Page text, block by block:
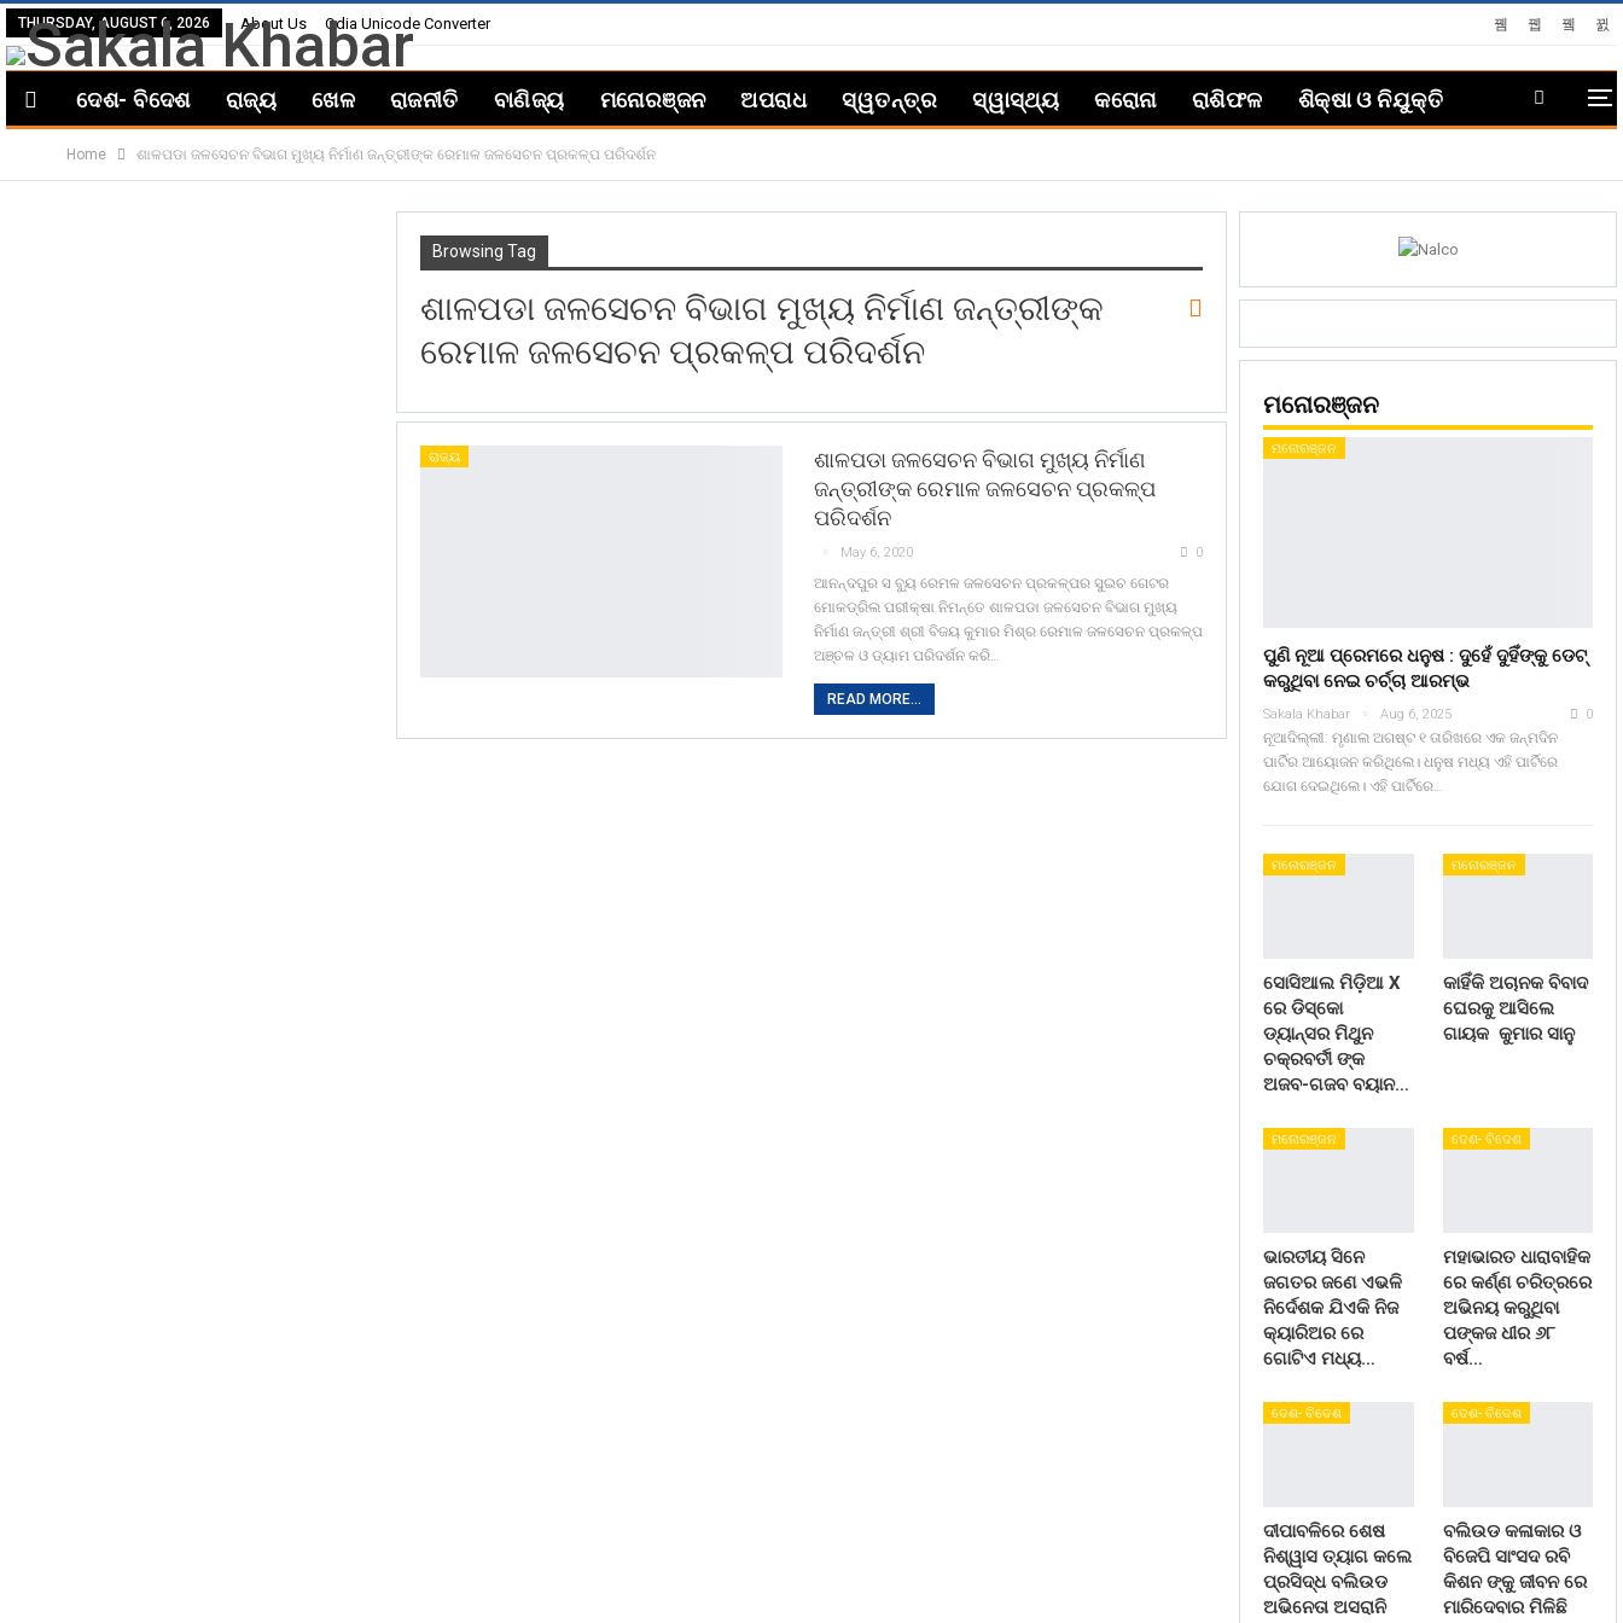
THURSDAY, AUGUST 6, 2026 About Us Odia Unicode Converter
ଦେଶ- ବିଦେଶ ରାଜ୍ୟ ଖେଳ ରାଜନୀତି ବାଣିଜ୍ୟ ମନୋରଞ୍ଜନ ଅପରାଧ ସ୍ୱତନ୍ତ୍ର ସ୍ୱାସ୍ଥ୍ୟ କରୋନା ରାଶିଫଳ ଶିକ୍ଷା ଓ ନିଯୁକ୍ତି
Home ଶାଳପଡା ଜଳସେଚନ ବିଭାଗ ମୁଖ୍ୟ ନିର୍ମାଣ ଜନ୍ତ୍ରୀଙ୍କ ରେମାଳ ଜଳସେଚନ ପ୍ରକଳ୍ପ ପରିଦର୍ଶନ
Browsing Tag
ଶାଳପଡା ଜଳସେଚନ ବିଭାଗ ମୁଖ୍ୟ ନିର୍ମାଣ ଜନ୍ତ୍ରୀଙ୍କ
ରେମାଳ ଜଳସେଚନ ପ୍ରକଳ୍ପ ପରିଦର୍ଶନ
ରାଜ୍ୟ
ଶାଳପଡା ଜଳସେଚନ ବିଭାଗ ମୁଖ୍ୟ ନିର୍ମାଣ
ଜନ୍ତ୍ରୀଙ୍କ ରେମାଳ ଜଳସେଚନ ପ୍ରକଳ୍ପ
ପରିଦର୍ଶନ
May 6, 2020 0
ଆନନ୍ଦପୁର ସ ବ୍ୟୁ ରେମଳ ଜଳସେଚନ ପ୍ରକଳ୍ପର ସୁଇଚ ଗେଟର
ମୋକଡ୍ରିଲ ପରୀକ୍ଷା ନିମନ୍ତେ ଶାଳପଡା ଜଳସେଚନ ବିଭାଗ ମୁଖ୍ୟ
ନିର୍ମାଣ ଜନ୍ତ୍ରୀ ଶ୍ରୀ ବିଜୟ କୁମାର ମିଶ୍ର ରେମାଳ ଜଳସେଚନ ପ୍ରକଳ୍ପ
ଅଞ୍ଚଳ ଓ ଡ୍ୟାମ ପରିଦର୍ଶନ କରି…
READ MORE...
ମନୋରଞ୍ଜନ
ମନୋରଞ୍ଜନ
ପୁଣି ନୂଆ ପ୍ରେମରେ ଧନୁଷ : ଦୁହେଁ ଦୁହିଁଙ୍କୁ ଡେଟ୍
କରୁଥିବା ନେଇ ଚର୍ଚ୍ଚା ଆରମ୍ଭ
Sakala Khabar Aug 6, 2025 0
ନୂଆଦିଲ୍ଲୀ: ମୃଣାଲ ଅଗଷ୍ଟ ୧ ତାରିଖରେ ଏକ ଜନ୍ମଦିନ
ପାର୍ଟିର ଆୟୋଜନ କରିଥିଲେ। ଧନୁଷ ମଧ୍ୟ ଏହି ପାର୍ଟିରେ
ଯୋଗ ଦେଇଥିଲେ। ଏହି ପାର୍ଟିରେ…
ମନୋରଞ୍ଜନ
ସୋସିଆଲ ମିଡ଼ିଆ X
ରେ ଡିସ୍କୋ
ଡ୍ୟାନ୍ସର ମିଥୁନ
ଚକ୍ରବର୍ତୀ ଙ୍କ
ଅଜବ-ଗଜବ ବୟାନ…
ମନୋରଞ୍ଜନ
କାହିଁକି ଅଚାନକ ବିବାଦ
ଘେରକୁ ଆସିଲେ
ଗାୟକ କୁମାର ସାନୁ
ମନୋରଞ୍ଜନ
ଭାରତୀୟ ସିନେ
ଜଗତର ଜଣେ ଏଭଳି
ନିର୍ଦେଶକ ଯିଏକି ନିଜ
କ୍ୟାରିଅର ରେ
ଗୋଟିଏ ମଧ୍ୟ…
ଦେଶ- ବିଦେଶ
ମହାଭାରତ ଧାରାବାହିକ
ରେ କର୍ଣ୍ଣ ଚରିତ୍ରରେ
ଅଭିନୟ କରୁଥିବା
ପଙ୍କଜ ଧୀର ୬୮
ବର୍ଷ…
ଦେଶ- ବିଦେଶ
ଦୀପାବଳିରେ ଶେଷ
ନିଶ୍ୱାସ ତ୍ୟାଗ କଲେ
ପ୍ରସିଦ୍ଧ ବଲିଉଡ
ଅଭିନେତା ଅସରାନି
ଦେଶ- ବିଦେଶ
ବଲିଉଡ କଳାକାର ଓ
ବିଜେପି ସାଂସଦ ରବି
କିଶନ ଙ୍କୁ ଜୀବନ ରେ
ମାରିଦେବାର ମିଳିଛି